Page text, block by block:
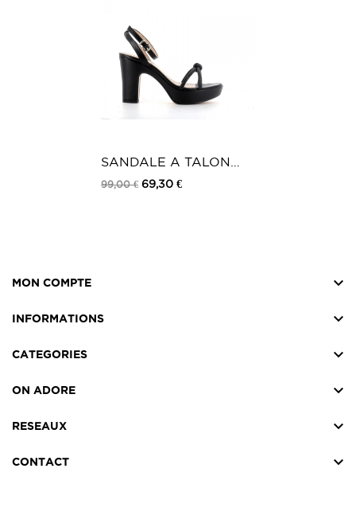
SANDALE A TALON
SOPHIE NOIR
99,00 € 69,30 €
MON COMPTE 
INFORMATIONS 
CATEGORIES 
ON ADORE 
RESEAUX 
CONTACT 